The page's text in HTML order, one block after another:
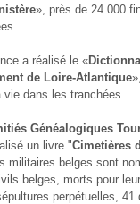
», près de 24 000
a réalisé le «
de Loire-Atlantique
dans les tranchées.
Généalogiques
un livre "Cimetières
militaires belges sont
belges, morts pour
perpétuelles, 41